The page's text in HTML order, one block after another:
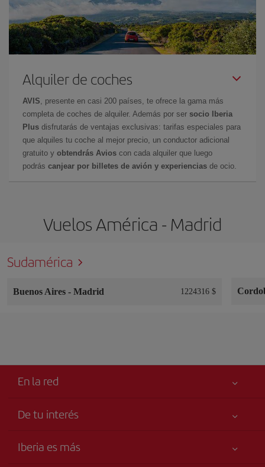
Alquiler de coches
AVIS , presente en casi 200 países, te ofrece la gama más
completa de coches de alquiler. Además por ser socio Iberia
Plus disfrutarás de ventajas exclusivas: tarifas especiales para
que alquiles tu coche al mejor precio, un conductor adicional
gratuito y obtendrás Avios con cada alquiler que luego
podrás canjear por billetes de avión y experiencias de ocio.
Vuelos América - Madrid
Sudamérica
Buenos Aires - Madrid 1224316 $
En la red
De tu interés
Accesibilidad
Iberia es más